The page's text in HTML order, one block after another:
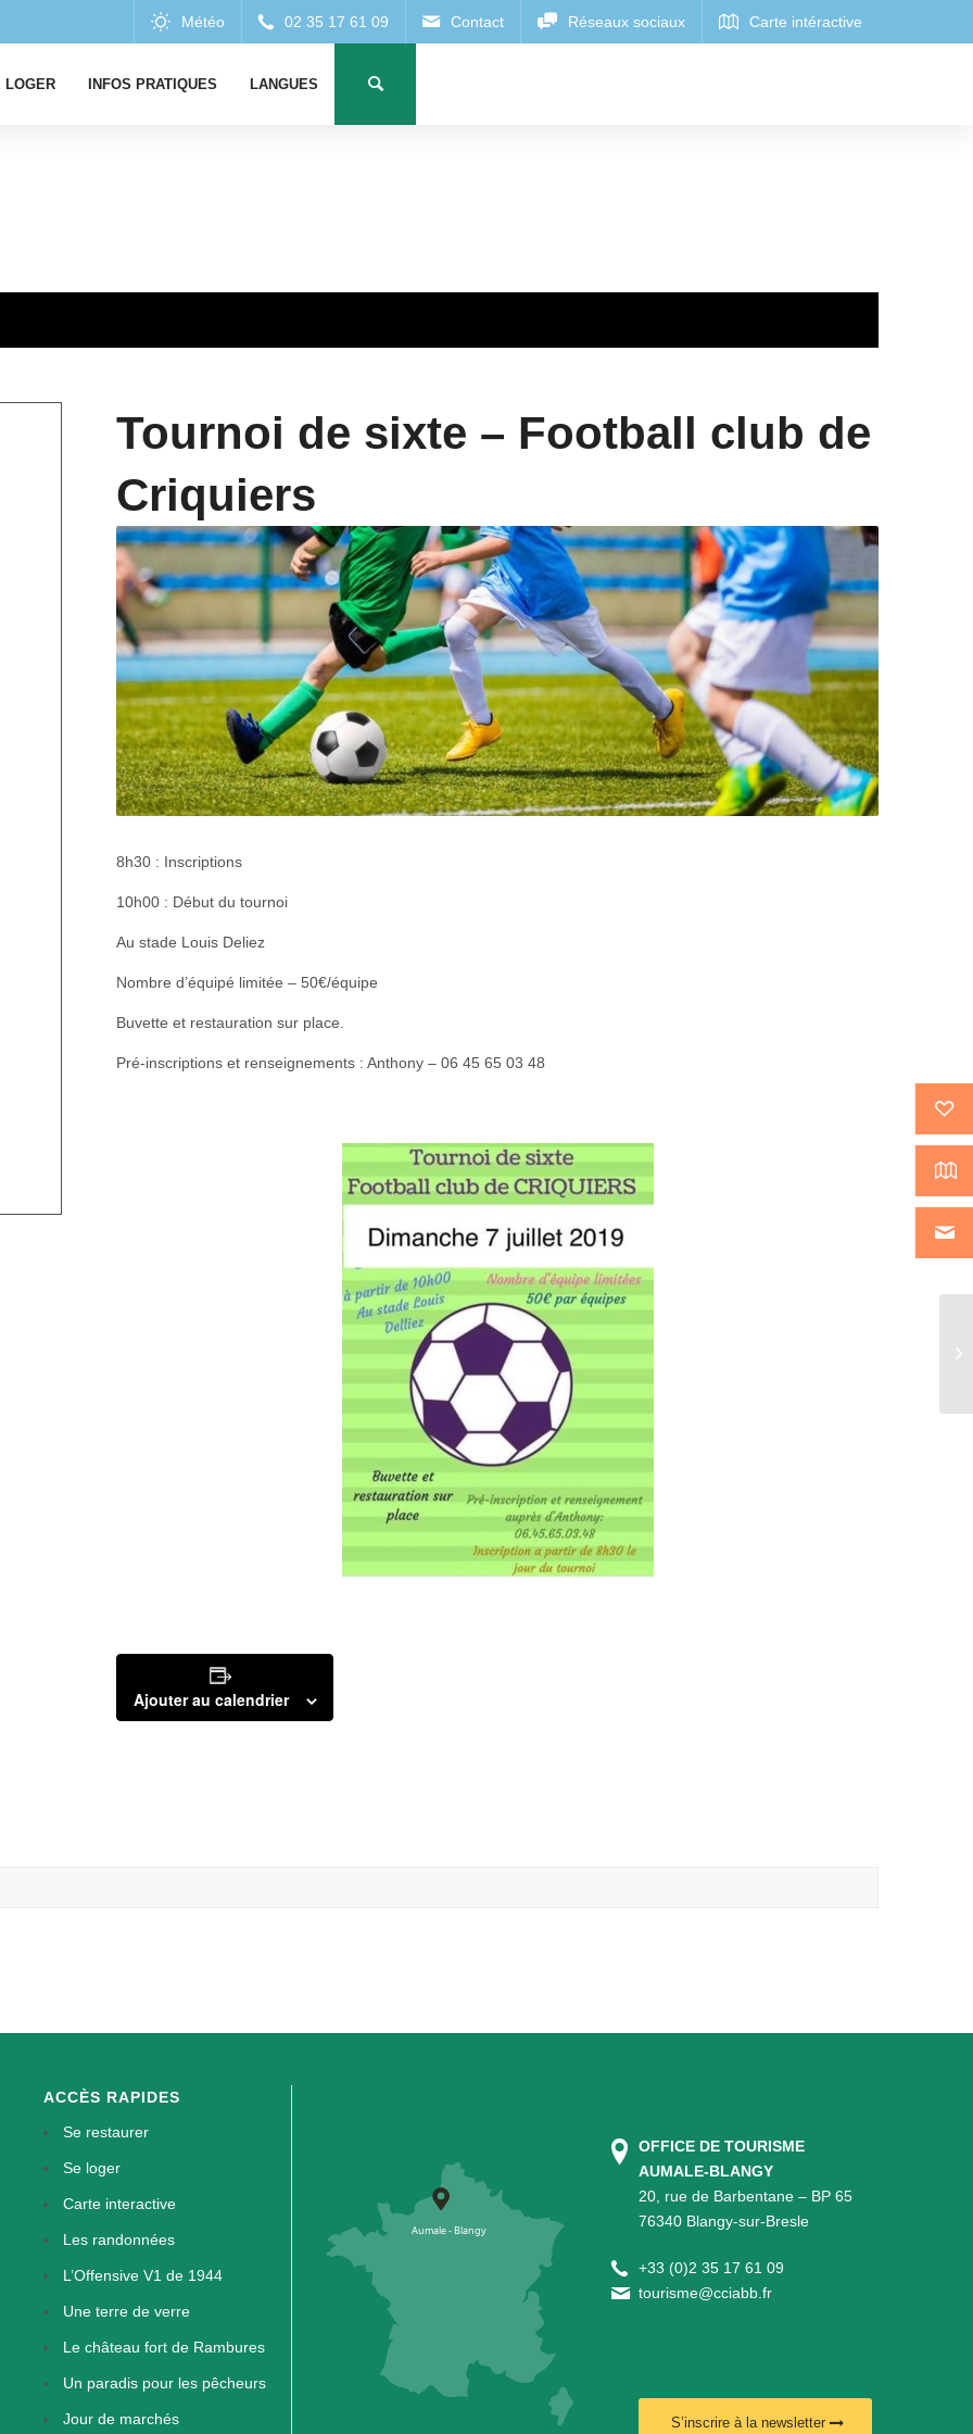
LOGER INFOS PRATIQUES LANGUES
Tournoi de sixte – Football club de
Criquiers
8h30 : Inscriptions
10h00 : Début du tournoi
Au stade Louis Deliez
Nombre d’équipé limitée – 50€/équipe
Buvette et restauration sur place.
Pré-inscriptions et renseignements : Anthony – 06 45 65 03 48
Ajouter au calendrier
ACCÈS RAPIDES
Se restaurer
Se loger
Carte interactive
Les randonnées
L’Offensive V1 de 1944
Une terre de verre
Le château fort de Rambures
Un paradis pour les pêcheurs
Jour de marchés
OFFICE DE TOURISME
AUMALE-BLANGY
20, rue de Barbentane – BP 65
76340 Blangy-sur-Bresle
+33 (0)2 35 17 61 09
tourisme@cciabb.fr
S’inscrire à la newsletter